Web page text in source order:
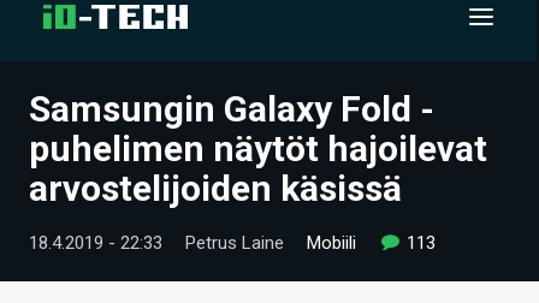
UUTISET
ARTIKKELIT
VIDEOT
TECHBBS
Samsungin Galaxy Fold -
puhelimen näytöt hajoilevat
arvostelijoiden käsissä
18.4.2019 - 22:33 Petrus Laine Mobiili 113